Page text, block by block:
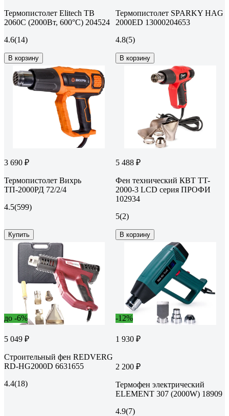
Термопистолет Elitech ТВ
2060С (2000Вт, 600°С) 204524
4.6(14)
В корзину
Термопистолет SPARKY HAG
2000ED 13000204653
4.8(5)
В корзину
3 690 ₽
Термопистолет Вихрь
ТП-2000РД 72/2/4
4.5(599)
Купить
5 488 ₽
Фен технический КВТ TT-
2000-3 LCD серия ПРОФИ
102934
5(2)
В корзину
до -6%
5 049 ₽
Строительный фен REDVERG
RD-HG2000D 6631655
4.4(18)
-12%
1 930 ₽
2 200 ₽
Термофен электрический
ELEMENT 307 (2000W) 18909
4.9(7)